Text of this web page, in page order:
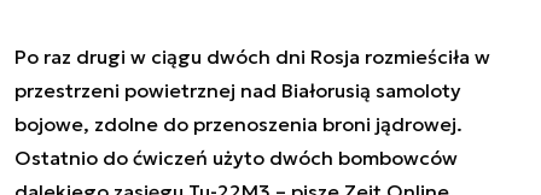
Po raz drugi w ciągu dwóch dni Rosja rozmieściła w
przestrzeni powietrznej nad Białorusią samoloty
bojowe, zdolne do przenoszenia broni jądrowej.
Ostatnio do ćwiczeń użyto dwóch bombowców